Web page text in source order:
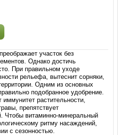
участок без
Однако достичь
При правильном уходе
рельефа, вытеснит сорняки,
Одним из основных
подобранное удобрение.
растительности,
препятствует
Чтобы витаминно-минеральный
ритму насаждений,
с сезонностью.